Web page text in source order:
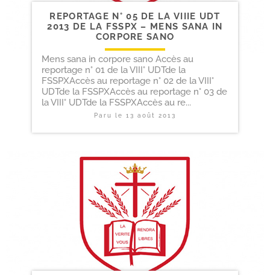
REPORTAGE N° 05 DE LA VIIIE UDT
2013 DE LA FSSPX – MENS SANA IN
CORPORE SANO
Mens sana in corpore sano Accès au
reportage n° 01 de la VIII° UDTde la
FSSPXAccès au reportage n° 02 de la VIII°
UDTde la FSSPXAccès au reportage n° 03 de
la VIII° UDTde la FSSPXAccès au re...
Paru le 13 août 2013